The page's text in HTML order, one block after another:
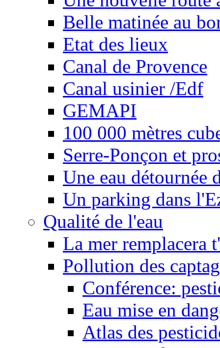
Belle matinée au
Etat des lieux
Canal de Provence
Canal usinier /Edf
GEMAPI
100 000 mètres
Serre-Ponçon et
Une eau détournée
Un parking dans
Qualité de l'eau
La mer remplacera
Pollution des
Conférence:
Eau mise en
Atlas des